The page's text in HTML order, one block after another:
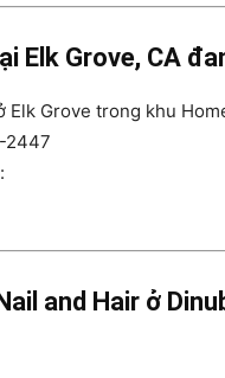
Elk Grove, CA
Elk Grove trong khu
2447
and Hair ở